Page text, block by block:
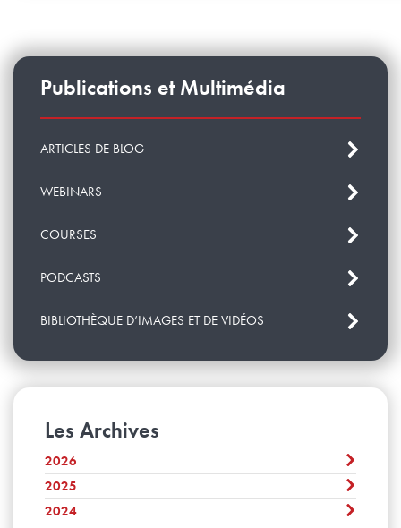
Publications et Multimédia
ARTICLES DE BLOG
WEBINARS
COURSES
PODCASTS
BIBLIOTHÈQUE D’IMAGES ET DE VIDÉOS
Les Archives
2026
Août
Juillet
Juin
2025
Décembre
2024